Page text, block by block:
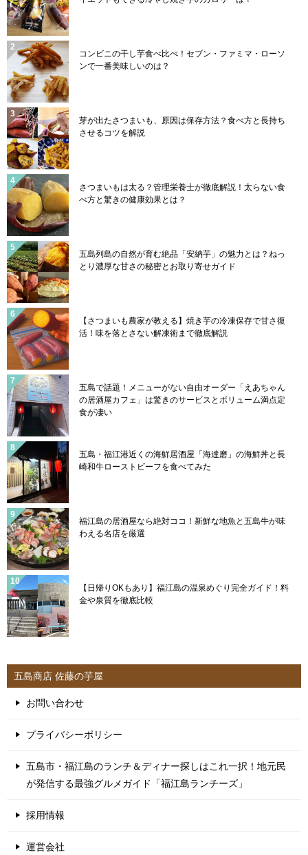
コンビニの干し芋食べ比べ！セブン・ファミマ・ローソ
ンで一番美味しいのは？
芽が出たさつまいも、原因は保存方法？食べ方と長持ち
させるコツを解説
さつまいもは太る？管理栄養士が徹底解説！太らない食
べ方と驚きの健康効果とは？
五島列島の自然が育む絶品「安納芋」の魅力とは？ねっ
とり濃厚な甘さの秘密とお取り寄せガイド
【さつまいも農家が教える】焼き芋の冷凍保存で甘さ復
活！味を落とさない解凍術まで徹底解説
五島で話題！メニューがない自由オーダー「えあちゃん
の居酒屋カフェ」は驚きのサービスとボリューム満点定
食が凄い
五島・福江港近くの海鮮居酒屋「海達磨」の海鮮丼と長
崎和牛ローストビーフを食べてみた
福江島の居酒屋なら絶対ココ！新鮮な地魚と五島牛が味
わえる名店を厳選
【日帰りOKもあり】福江島の温泉めぐり完全ガイド！料
金や泉質を徹底比較
五島商店 佐藤の芋屋
お問い合わせ
プライバシーポリシー
五島市・福江島のランチ＆ディナー探しはこれ一択！地元民
が発信する最強グルメガイド「福江島ランチーズ」
採用情報
運営会社